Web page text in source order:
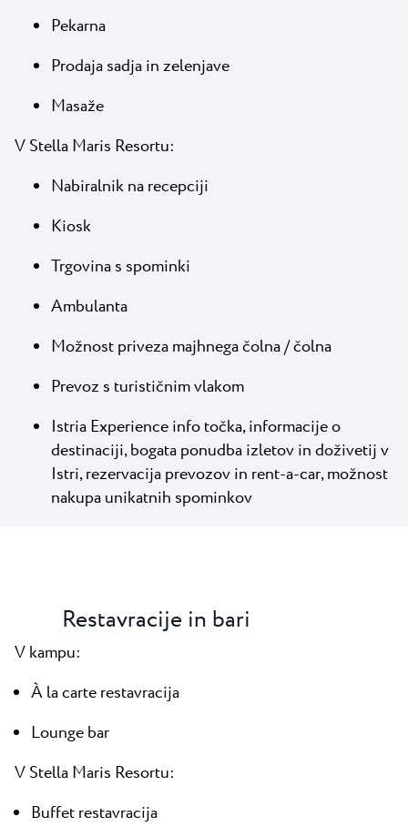
Pekarna
Prodaja sadja in zelenjave
Masaže
V Stella Maris Resortu:
Nabiralnik na recepciji
Kiosk
Trgovina s spominki
Ambulanta
Možnost priveza majhnega čolna / čolna
Prevoz s turističnim vlakom
Istria Experience info točka, informacije o
destinaciji, bogata ponudba izletov in doživetij v
Istri, rezervacija prevozov in rent-a-car, možnost
nakupa unikatnih spominkov
Restavracije in bari
V kampu:
À la carte restavracija
Lounge bar
V Stella Maris Resortu:
Buffet restavracija